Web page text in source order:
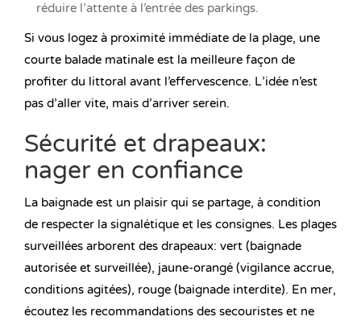
réduire l’attente à l’entrée des parkings.
Si vous logez à proximité immédiate de la plage, une
courte balade matinale est la meilleure façon de
profiter du littoral avant l’effervescence. L’idée n’est
pas d’aller vite, mais d’arriver serein.
Sécurité et drapeaux:
nager en confiance
La baignade est un plaisir qui se partage, à condition
de respecter la signalétique et les consignes. Les plages
surveillées arborent des drapeaux: vert (baignade
autorisée et surveillée), jaune-orangé (vigilance accrue,
conditions agitées), rouge (baignade interdite). En mer,
écoutez les recommandations des secouristes et ne